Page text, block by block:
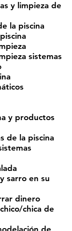
y limpieza de
la piscina
sistemas
y productos
de la piscina
sarro en su
dinero
chica de
de